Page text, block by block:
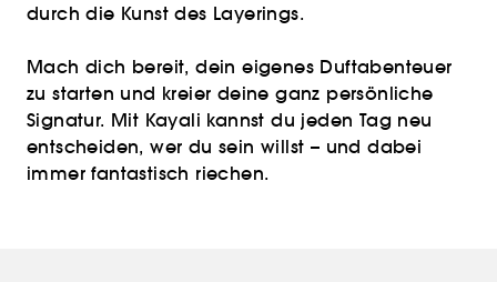
durch die Kunst des Layerings.
Mach dich bereit, dein eigenes Duftabenteuer
zu starten und kreier deine ganz persönliche
Signatur. Mit Kayali kannst du jeden Tag neu
entscheiden, wer du sein willst – und dabei
immer fantastisch riechen.